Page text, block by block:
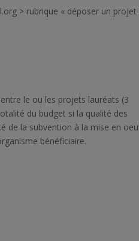
> rubrique « déposer un projet
le ou les projets lauréats (3
du budget si la qualité des
de la subvention à la mise en
bénéficiaire.